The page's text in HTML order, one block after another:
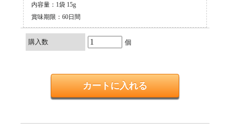
内容量：1袋 15g
賞味期限：60日間
購入数 個